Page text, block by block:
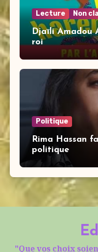
Lecture Non
Djaïli Amadou
roi
Politique
Rima Hassan
politique
"Que vos choix